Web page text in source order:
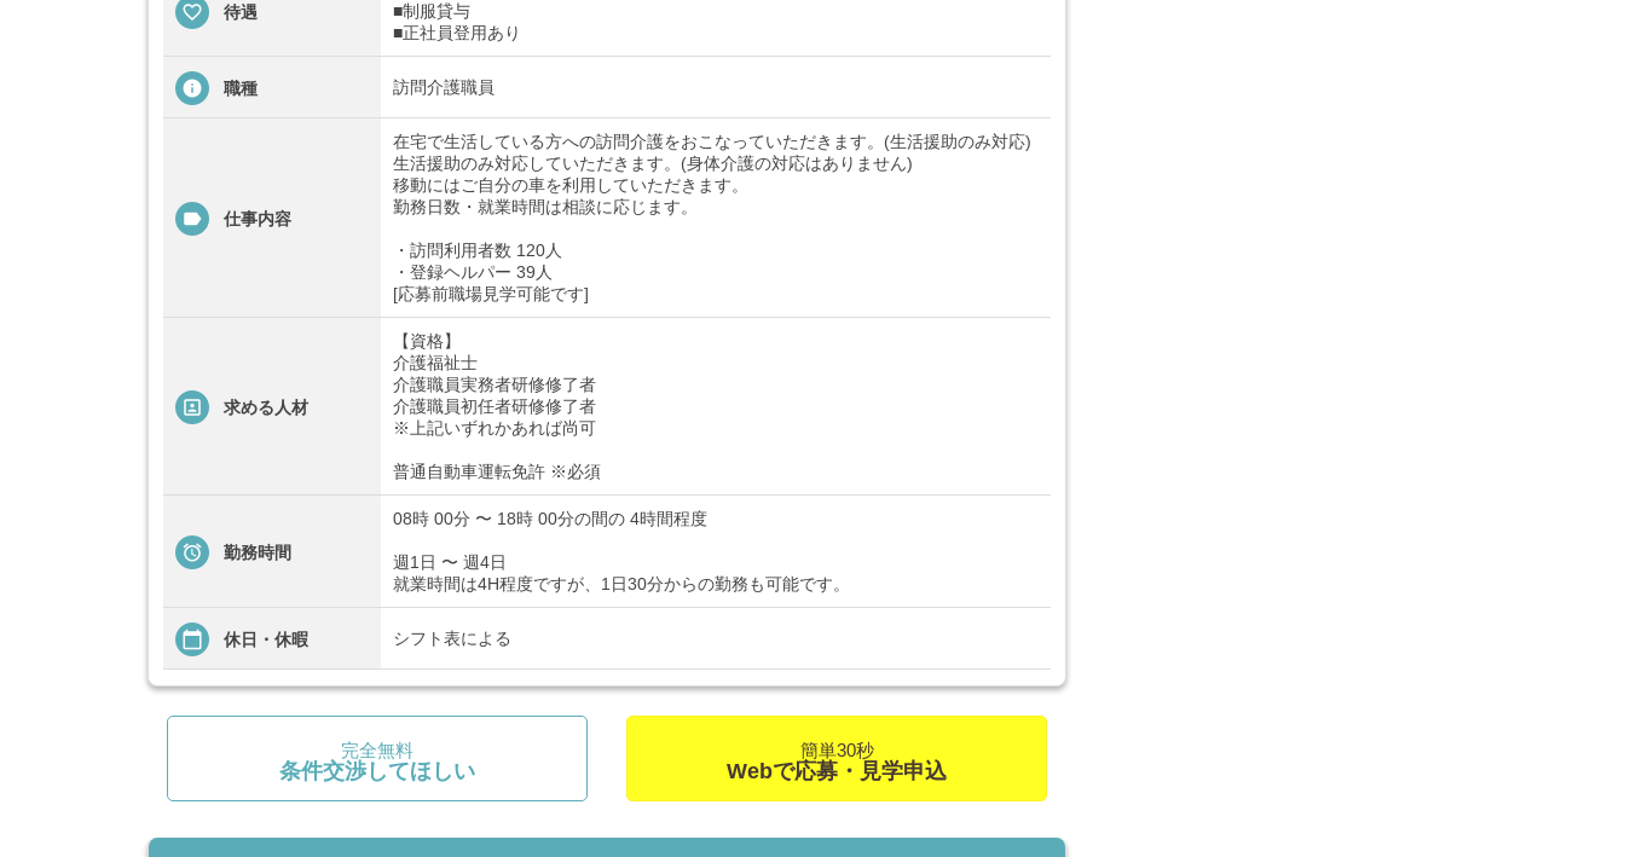
待遇
■制服貸与
■正社員登用あり
職種 訪問介護職員
仕事内容
在宅で生活している方への訪問介護をおこなっていただきます。(生活援助のみ対応)
生活援助のみ対応していただきます。(身体介護の対応はありません)
移動にはご自分の車を利用していただきます。
勤務日数・就業時間は相談に応じます。
・訪問利用者数 120人
・登録ヘルパー 39人
[応募前職場見学可能です]
求める人材
【資格】
介護福祉士
介護職員実務者研修修了者
介護職員初任者研修修了者
※上記いずれかあれば尚可
普通自動車運転免許 ※必須
勤務時間
08時 00分 〜 18時 00分の間の 4時間程度
週1日 〜 週4日
就業時間は4H程度ですが、1日30分からの勤務も可能です。
休日・休暇 シフト表による
完全無料
条件交渉してほしい
簡単30秒
Webで応募・見学申込